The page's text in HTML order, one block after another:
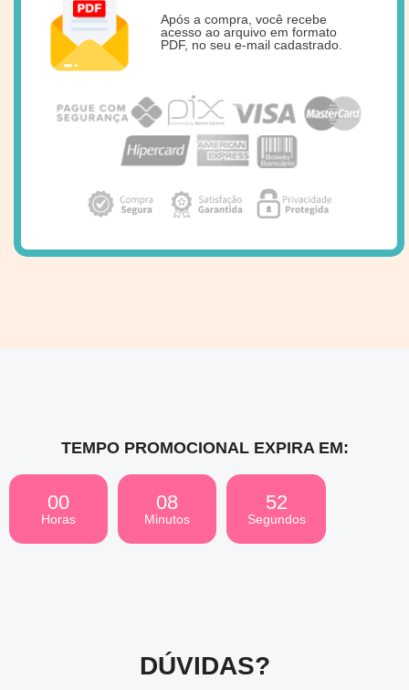
Após a compra, você recebe
acesso ao arquivo em formato
PDF, no seu e-mail cadastrado.
TEMPO PROMOCIONAL EXPIRA EM:
00
Horas
08
Minutos
51
Segundos
DÚVIDAS?